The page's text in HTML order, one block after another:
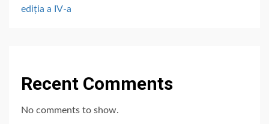
ediția a IV-a
Recent Comments
No comments to show.